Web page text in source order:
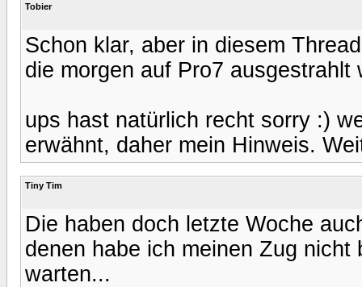
Tobier
Schon klar, aber in diesem
die morgen auf Pro7 ausgestrahlt
ups hast natürlich recht sorry :)
erwähnt, daher mein Hinweis.
Tiny Tim
Die haben doch letzte Woche
denen habe ich meinen Zug
warten...